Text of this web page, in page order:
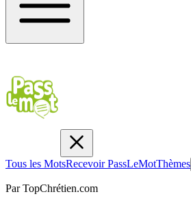
Tous les MotsRecevoir PassLeMotThèmes
Par TopChrétien.com